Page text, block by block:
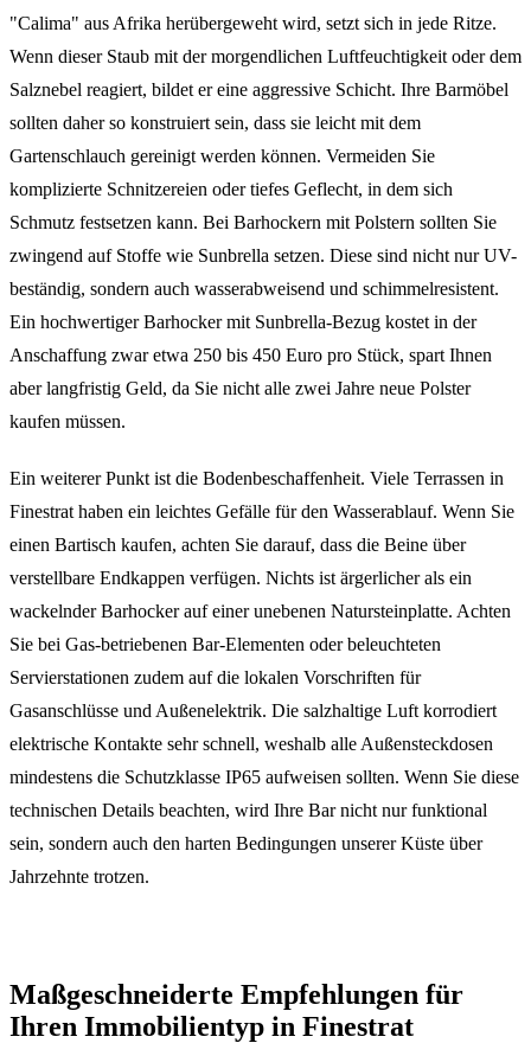
"Calima" aus Afrika herübergeweht wird, setzt sich in jede Ritze.
Wenn dieser Staub mit der morgendlichen Luftfeuchtigkeit oder dem
Salznebel reagiert, bildet er eine aggressive Schicht. Ihre Barmöbel
sollten daher so konstruiert sein, dass sie leicht mit dem
Gartenschlauch gereinigt werden können. Vermeiden Sie
komplizierte Schnitzereien oder tiefes Geflecht, in dem sich
Schmutz festsetzen kann. Bei Barhockern mit Polstern sollten Sie
zwingend auf Stoffe wie Sunbrella setzen. Diese sind nicht nur UV-
beständig, sondern auch wasserabweisend und schimmelresistent.
Ein hochwertiger Barhocker mit Sunbrella-Bezug kostet in der
Anschaffung zwar etwa 250 bis 450 Euro pro Stück, spart Ihnen
aber langfristig Geld, da Sie nicht alle zwei Jahre neue Polster
kaufen müssen.
Ein weiterer Punkt ist die Bodenbeschaffenheit. Viele Terrassen in
Finestrat haben ein leichtes Gefälle für den Wasserablauf. Wenn Sie
einen Bartisch kaufen, achten Sie darauf, dass die Beine über
verstellbare Endkappen verfügen. Nichts ist ärgerlicher als ein
wackelnder Barhocker auf einer unebenen Natursteinplatte. Achten
Sie bei Gas-betriebenen Bar-Elementen oder beleuchteten
Servierstationen zudem auf die lokalen Vorschriften für
Gasanschlüsse und Außenelektrik. Die salzhaltige Luft korrodiert
elektrische Kontakte sehr schnell, weshalb alle Außensteckdosen
mindestens die Schutzklasse IP65 aufweisen sollten. Wenn Sie diese
technischen Details beachten, wird Ihre Bar nicht nur funktional
sein, sondern auch den harten Bedingungen unserer Küste über
Jahrzehnte trotzen.
Maßgeschneiderte Empfehlungen für
Ihren Immobilientyp in Finestrat